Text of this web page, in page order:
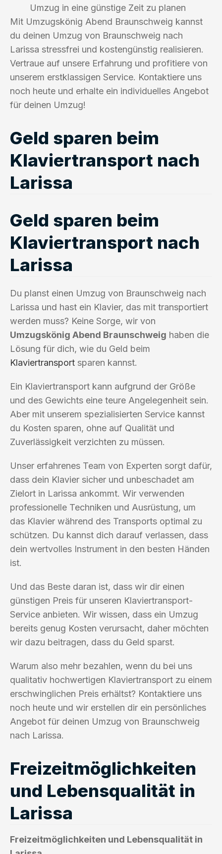
Umzug in eine günstige Zeit zu planen
Mit Umzugskönig Abend Braunschweig kannst
du deinen Umzug von Braunschweig nach
Larissa stressfrei und kostengünstig realisieren.
Vertraue auf unsere Erfahrung und profitiere von
unserem erstklassigen Service. Kontaktiere uns
noch heute und erhalte ein individuelles Angebot
für deinen Umzug!
Geld sparen beim
Klaviertransport nach
Larissa
Geld sparen beim
Klaviertransport nach
Larissa
Du planst einen Umzug von Braunschweig nach
Larissa und hast ein Klavier, das mit transportiert
werden muss? Keine Sorge, wir von
Umzugskönig Abend Braunschweig haben die
Lösung für dich, wie du Geld beim
Klaviertransport sparen kannst.
Ein Klaviertransport kann aufgrund der Größe
und des Gewichts eine teure Angelegenheit sein.
Aber mit unserem spezialisierten Service kannst
du Kosten sparen, ohne auf Qualität und
Zuverlässigkeit verzichten zu müssen.
Unser erfahrenes Team von Experten sorgt dafür,
dass dein Klavier sicher und unbeschadet am
Zielort in Larissa ankommt. Wir verwenden
professionelle Techniken und Ausrüstung, um
das Klavier während des Transports optimal zu
schützen. Du kannst dich darauf verlassen, dass
dein wertvolles Instrument in den besten Händen
ist.
Und das Beste daran ist, dass wir dir einen
günstigen Preis für unseren Klaviertransport-
Service anbieten. Wir wissen, dass ein Umzug
bereits genug Kosten verursacht, daher möchten
wir dazu beitragen, dass du Geld sparst.
Warum also mehr bezahlen, wenn du bei uns
qualitativ hochwertigen Klaviertransport zu einem
erschwinglichen Preis erhältst? Kontaktiere uns
noch heute und wir erstellen dir ein persönliches
Angebot für deinen Umzug von Braunschweig
nach Larissa.
Freizeitmöglichkeiten
und Lebensqualität in
Larissa
Freizeitmöglichkeiten und Lebensqualität in